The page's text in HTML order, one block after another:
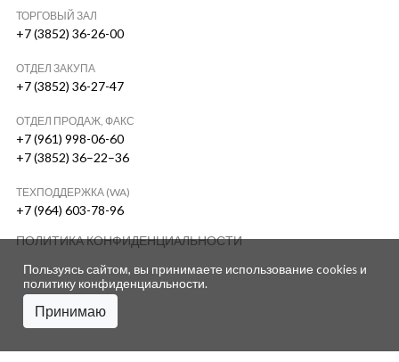
ТОРГОВЫЙ ЗАЛ
+7 (3852) 36-26-00
ОТДЕЛ ЗАКУПА
+7 (3852) 36-27-47
ОТДЕЛ ПРОДАЖ, ФАКС
+7 (961) 998-06-60
+7 (3852) 36–22–36
ТЕХПОДДЕРЖКА (WA)
+7 (964) 603-78-96
ПОЛИТИКА КОНФИДЕНЦИАЛЬНОСТИ
Пользуясь сайтом, вы принимаете использование cookies и
политику конфиденциальности.
Принимаю